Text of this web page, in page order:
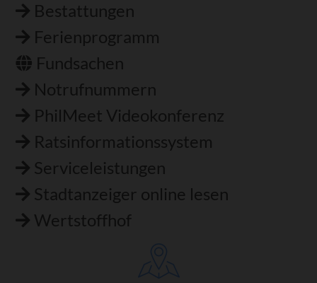
Bestattungen
Ferienprogramm
Fundsachen
Notrufnummern
PhilMeet Videokonferenz
Ratsinformationssystem
Serviceleistungen
Stadtanzeiger online lesen
Wertstoffhof